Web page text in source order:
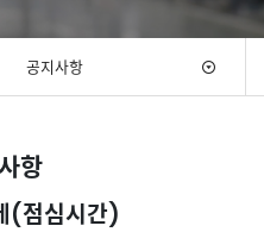
공지사항
항
(점심시간)